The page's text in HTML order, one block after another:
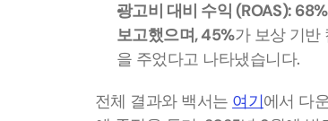
광고비 대비 수익 (ROAS):
보고했으며, 45%가 보상 기반
을 주었다고 나타냈습니다.
전체 결과와 백서는 여기에서 다